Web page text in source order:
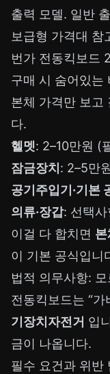
출력 모델. 일반
보급형 가격대 참
번가 전동킥보드
구매 시 숨어있는
본체 가격만 보고
다.
헬멧: 2–10만원 (
잠금장치 : 2–5만
공기주입기·기본
의류·장갑: 선택사
이걸 다 합치면
이 기본 공식입니
법적 의무사항:
전동킥보드는 “
기장치자전거 입
금이 나옵니다.
필수 요건과 위반